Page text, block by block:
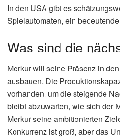
In den USA gibt es
Spielautomaten, ein
Was sind die
Merkur will seine Präsenz in
ausbauen. Die
vorhanden, um die steigende
bleibt abzuwarten, wie sich der
Merkur seine ambitionierten
Konkurrenz ist groß, aber das